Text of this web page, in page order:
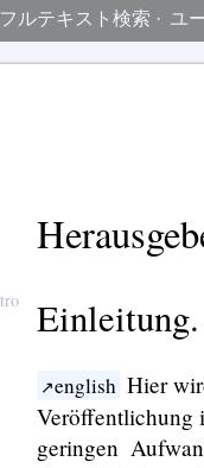
フルテキスト検索 · ユ
english Hier
Veröffentlichung
geringen